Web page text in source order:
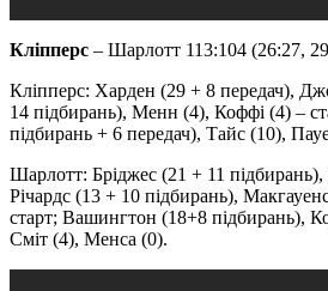
Кліпперс – Шарлотт 113:104 (26:27,
Кліпперс: Харден (29 + 8 передач),
14 підбирань), Менн (4), Коффі (4) –
підбирань + 6 передач), Тайс (10),
Шарлотт: Бріджес (21 + 11 підбирань),
Річардс (13 + 10 підбирань),
старт; Вашингтон (18+8 підбирань),
Сміт (4), Менса (0).